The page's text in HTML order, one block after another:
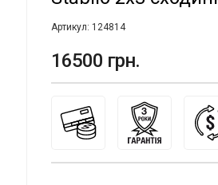
Артикул: 124814
16500 грн.